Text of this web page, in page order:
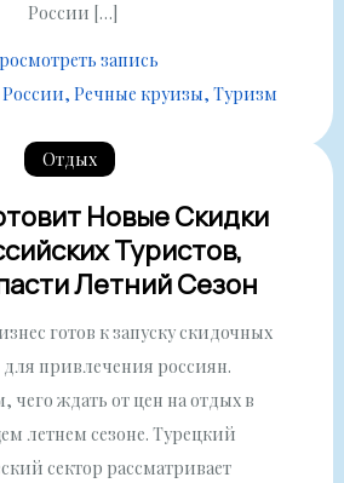
России […]
запись
Речные круизы Туризм
Отдых
Новые Скидки
Туристов,
Летний Сезон
готов к запуску скидочных
привлечения россиян.
чего ждать от цен на отдых в
летнем сезоне. Турецкий
сектор рассматривает